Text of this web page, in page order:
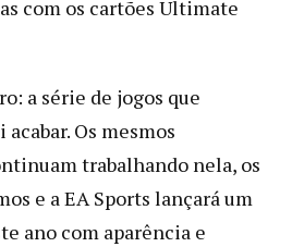
com os cartões Ultimate
a série de jogos que
Os mesmos
trabalhando nela, os
e a EA Sports lançará um
ano com aparência e